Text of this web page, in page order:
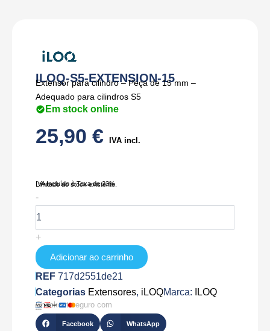
ILOQ-S5-EXTENSION-15
Extensor para cilindro – Peça de 15 mm –
Adequado para cilindros S5
Em stock online
25,90 € IVA incl.
IVA Incluído à Taxa de 23%
Limitado ao stock existente.
-
de
ILOQ-
S5-
EXTENSION-
+
Adicionar ao carrinho
REF 717d2551de21
Categorias Extensores, iLOQMarca: ILOQ
Checkout seguro com
Facebook WhatsApp